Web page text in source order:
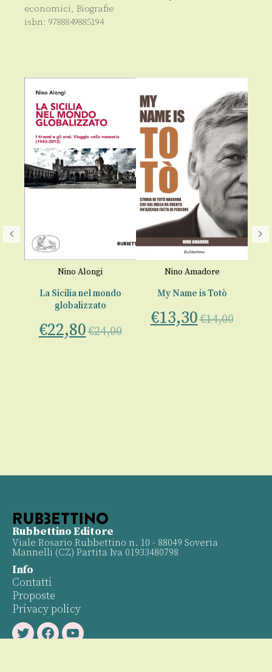
economici, Biografie
isbn: 9788849885194
Nino Alongi
La Sicilia nel mondo
globalizzato
€22,80€24,00
Nino Amadore
My Name is Totò
€13,30€14,00
Rubbettino Editore
Viale Rosario Rubbettino n. 10 - 88049 Soveria
Mannelli (CZ) Partita Iva 01933480798
Info
Contatti
Proposte
Privacy policy
TwitterFacebookYoutube